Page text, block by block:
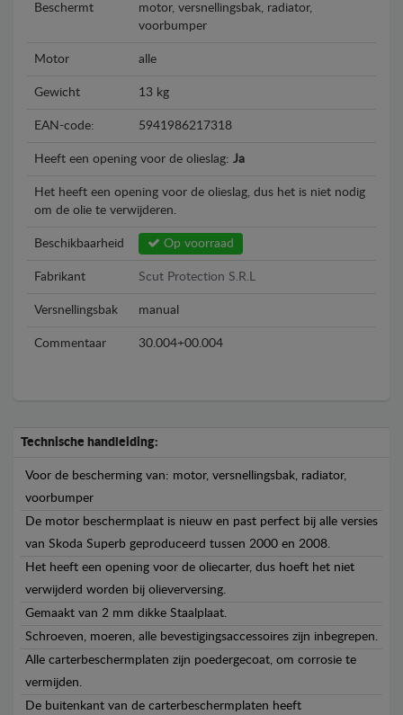
Beschermt
motor, versnellingsbak, radiator,
voorbumper
Motor alle
Gewicht 13 kg
EAN-code: 5941986217318
Heeft een opening voor de olieslag: Ja
Het heeft een opening voor de olieslag, dus het is niet nodig
om de olie te verwijderen.
Beschikbaarheid Op voorraad
Fabrikant Scut Protection S.R.L
Versnellingsbak manual
Commentaar 30.004+00.004
Technische handleiding:
Voor de bescherming van: motor, versnellingsbak, radiator,
voorbumper
De motor beschermplaat is nieuw en past perfect bij alle versies
van Skoda Superb geproduceerd tussen 2000 en 2008.
Het heeft een opening voor de oliecarter, dus hoeft het niet
verwijderd worden bij olieverversing.
Gemaakt van 2 mm dikke Staalplaat.
Schroeven, moeren, alle bevestigingsaccessoires zijn inbegrepen.
Alle carterbeschermplaten zijn poedergecoat, om corrosie te
vermijden.
De buitenkant van de carterbeschermplaten heeft